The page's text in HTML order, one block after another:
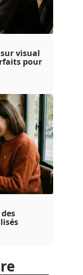
visual
pour